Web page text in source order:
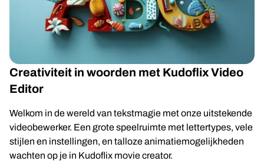
Creativiteit in woorden met Kudoflix Video
Editor
Welkom in de wereld van tekstmagie met onze uitstekende
videobewerker. Een grote speelruimte met lettertypes, vele
stijlen en instellingen, en talloze animatiemogelijkheden
wachten op je in Kudoflix movie creator.